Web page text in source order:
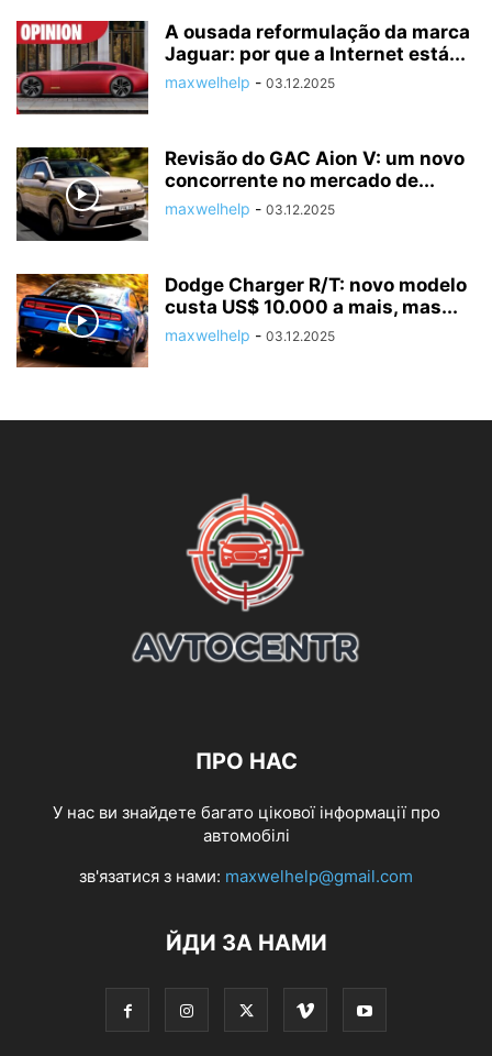
A ousada reformulação da marca
Jaguar: por que a Internet está...
maxwelhelp - 03.12.2025
Revisão do GAC Aion V: um novo
concorrente no mercado de...
maxwelhelp - 03.12.2025
Dodge Charger R/T: novo modelo
custa US$ 10.000 a mais, mas...
maxwelhelp - 03.12.2025
ПРО НАС
У нас ви знайдете багато цікової інформації про
автомобілі
зв'язатися з нами: maxwelhelp@gmail.com
ЙДИ ЗА НАМИ